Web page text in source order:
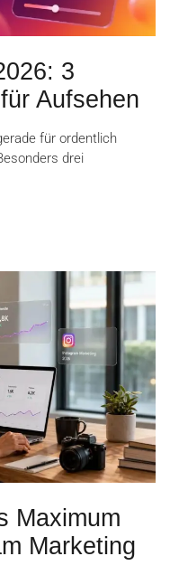
3
Aufsehen
für ordentlich
drei
Maximum
Marketing